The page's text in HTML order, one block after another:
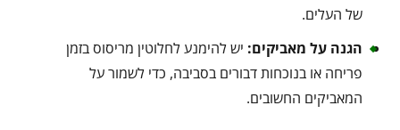
של העלים.
הגנה על מאביקים: יש להימנע לחלוטין מריסוס בזמן
פריחה או בנוכחות דבורים בסביבה, כדי לשמור על
המאביקים החשובים.